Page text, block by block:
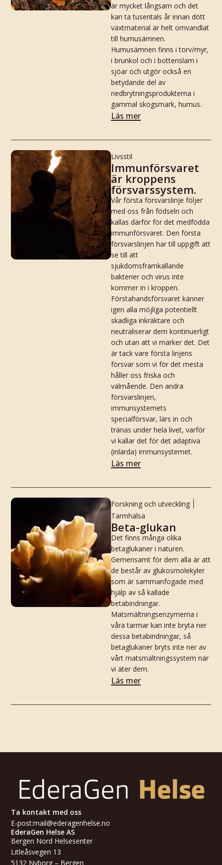
är mycket långsam och det
kan ta tusentals år innan dött
växtmaterial är helt omvandlat
till humusämnen.
Humusämnen finns i torv/myr,
i brunkol och i bottenslam i
sjöar och utgör också en
betydande del av
nedbrytningsprodukterna i
gammal skogsmark, humus.
Läs mer
Livsstil
Immunförsvaret
är kroppens
försvarssystem.
Vår första försvarslinje följer
med oss från födseln och
kallas därför för det medfödda
immunförsvaret. Den första
försvarslinjen har till uppgift att
se till att
sjukdomsframkallande
bakterier och virus inte
kommer in i kroppen.
Förstahandsförsvaret känner
igen alla möjliga potentiellt
skadliga inkräktare och
neutraliserar dem kontinuerligt
och utan att vi märker det. Det
är tack vare första linjens
försvar som vi för det mesta
håller oss friska och
välmående. Den andra
försvarslinjen,
immunsystemets
specialförsvar, lärs in och
tränas under hela livet, varför
vi kallar det för det adaptiva
(inlärda) immunsystemet.
Läs mer
Forskning och utveckling
Tarmhälsa
Beta-glukan
Det finns många olika
betaglukaner i naturen.
Gemensamt för dem alla är att
de består av glukosmolekyler
som är sammanfogade med
hjälp av så kallade
betabindningar.
Matsmältningsenzymerna i
våra tarmar kan inte bryta ner
dessa betabindningar, så
betaglukaner bryts inte ner av
vårt matsmältningssystem när
vi äter dem.
Läs mer
Ta kontakt med oss
E-post:mail@ederagenhelse.no
EderaGen Helse AS
Bergen Nord Helsesenter
Litleåsvegen 13
5132 Nyborg – Bergen